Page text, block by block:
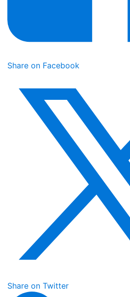
Share on Facebook
Share on Twitter